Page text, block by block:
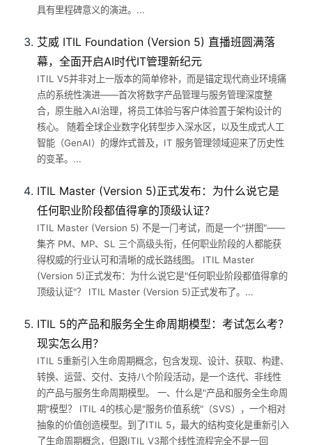
具有里程碑意义的演进。...
艾威 ITIL Foundation (Version 5) 直播班圆满落
幕，全面开启AI时代IT管理新纪元
ITIL V5并非对上一版本的简单修补，而是锚定现代商业环境痛
点的系统性演进——首次将数字产品管理与服务管理深度整
合，原生融入AI治理，将员工体验与客户体验置于架构设计的
核心。 随着全球企业数字化转型步入深水区，以及生成式人工
智能（GenAI）的爆炸式普及，IT 服务管理领域迎来了历史性
的变革。...
ITIL Master (Version 5)正式发布：为什么说它是
任何职业阶段都值得拿的顶级认证？
ITIL Master (Version 5) 不是一门考试，而是一个"拼图"——
集齐 PM、MP、SL 三个高级头衔，任何职业阶段的人都能获
得权威的行业认可和清晰的成长路线图。 ITIL Master
(Version 5)正式发布：为什么说它是"任何职业阶段都值得拿的
顶级认证"？ ITIL Master (Version 5)正式发布了。...
ITIL 5的产品和服务全生命周期模型：考试怎么考？
现实怎么用？
ITIL 5重新引入生命周期概念，包含发现、设计、获取、构建、
转换、运营、交付、支持八个阶段活动，是一个迭代、非线性
的产品与服务生命周期模型。 一、什么是"产品和服务全生命周
期"模型？ ITIL 4的核心是"服务价值系统"（SVS），一个相对
抽象的价值创造模型。到了ITIL 5，最大的结构变化是重新引入
了生命周期概念，但跟ITIL V3那个线性流程完全不是一回